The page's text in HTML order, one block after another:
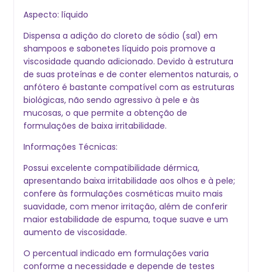
Aspecto: líquido
Dispensa a adição do cloreto de sódio (sal) em
shampoos e sabonetes líquido pois promove a
viscosidade quando adicionado. Devido à estrutura
de suas proteínas e de conter elementos naturais, o
anfótero é bastante compatível com as estruturas
biológicas, não sendo agressivo à pele e às
mucosas, o que permite a obtenção de
formulações de baixa irritabilidade.
Informações Técnicas:
Possui excelente compatibilidade dérmica,
apresentando baixa irritabilidade aos olhos e à pele;
confere às formulações cosméticas muito mais
suavidade, com menor irritação, além de conferir
maior estabilidade de espuma, toque suave e um
aumento de viscosidade.
O percentual indicado em formulações varia
conforme a necessidade e depende de testes